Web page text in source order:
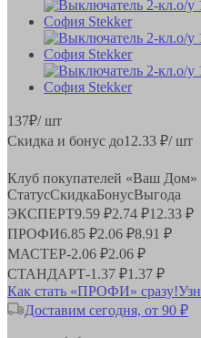
137₽/ шт
Скидка и бонус до12.33 ₽/ шт
Клуб покупателей «Ваш Дом»
СтатусСкидкаБонусВыгода
ЭКСПЕРТ9.59 ₽2.74 ₽12.33 ₽
ПРОФИ6.85 ₽2.06 ₽8.91 ₽
МАСТЕР-2.06 ₽2.06 ₽
СТАНДАРТ-1.37 ₽1.37 ₽
Как стать «ПРОФИ» сразу!
Доставим сегодня, от 90 ₽